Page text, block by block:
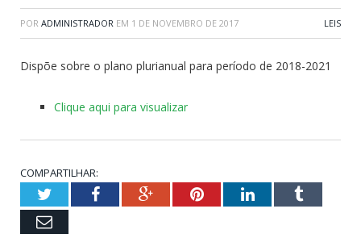
POR ADMINISTRADOR EM 1 DE NOVEMBRO DE 2017 LEIS
Dispõe sobre o plano plurianual para período de 2018-2021
Clique aqui para visualizar
COMPARTILHAR:
TwitterFacebookGoogle+PinterestLinkedInTumblr
Email